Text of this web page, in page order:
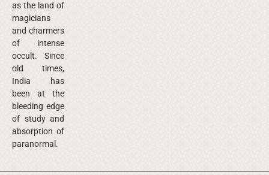
as the land of
magicians
and charmers
of intense
occult. Since
old times,
India has
been at the
bleeding edge
of study and
absorption of
paranormal.